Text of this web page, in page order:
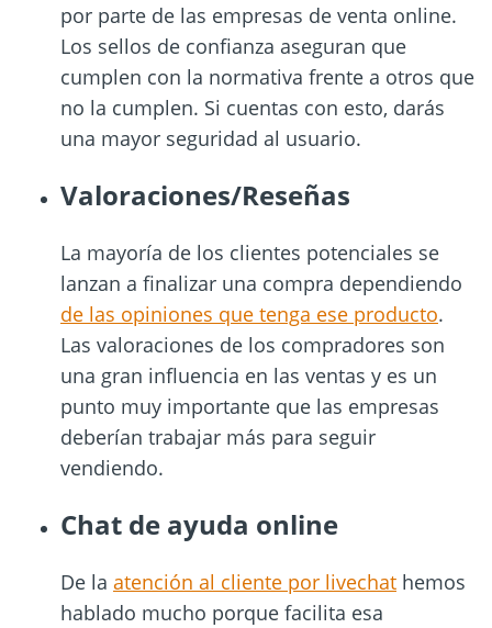
por parte de las empresas de venta online.
Los sellos de confianza aseguran que
cumplen con la normativa frente a otros que
no la cumplen. Si cuentas con esto, darás
una mayor seguridad al usuario.
Valoraciones/Reseñas
La mayoría de los clientes potenciales se
lanzan a finalizar una compra dependiendo
de las opiniones que tenga ese producto.
Las valoraciones de los compradores son
una gran influencia en las ventas y es un
punto muy importante que las empresas
deberían trabajar más para seguir
vendiendo.
Chat de ayuda online
De la atención al cliente por livechat hemos
hablado mucho porque facilita esa